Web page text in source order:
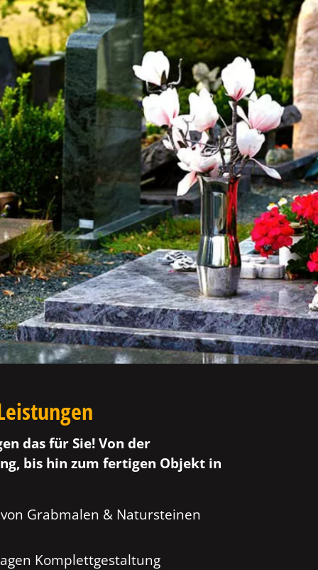
das für Sie! Von der
bis hin zum fertigen Objekt in
Grabmalen & Natursteinen
Komplettgestaltung